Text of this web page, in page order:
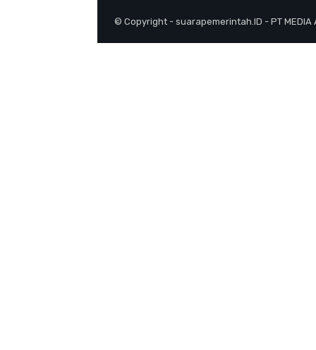
© Copyright - suarapemerintah.ID - PT MEDIA